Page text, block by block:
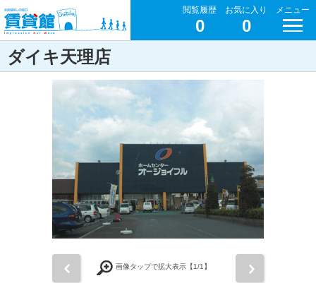
閲覧履歴
0
お気に入り
0
メニュー
ダイキ天理店
画像タップで拡大表示【1/1】